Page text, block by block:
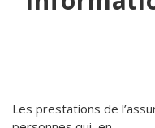
Les prestations de